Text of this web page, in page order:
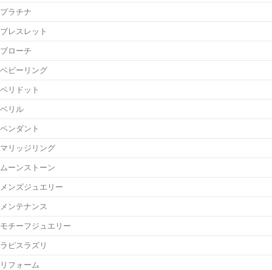
プラチナ
ブレスレット
ブローチ
ベビーリング
ペリドット
ベリル
ペンダント
マリッジリング
ムーンストーン
メンズジュエリー
メンテナンス
モチーフジュエリー
ラピスラズリ
リフォーム